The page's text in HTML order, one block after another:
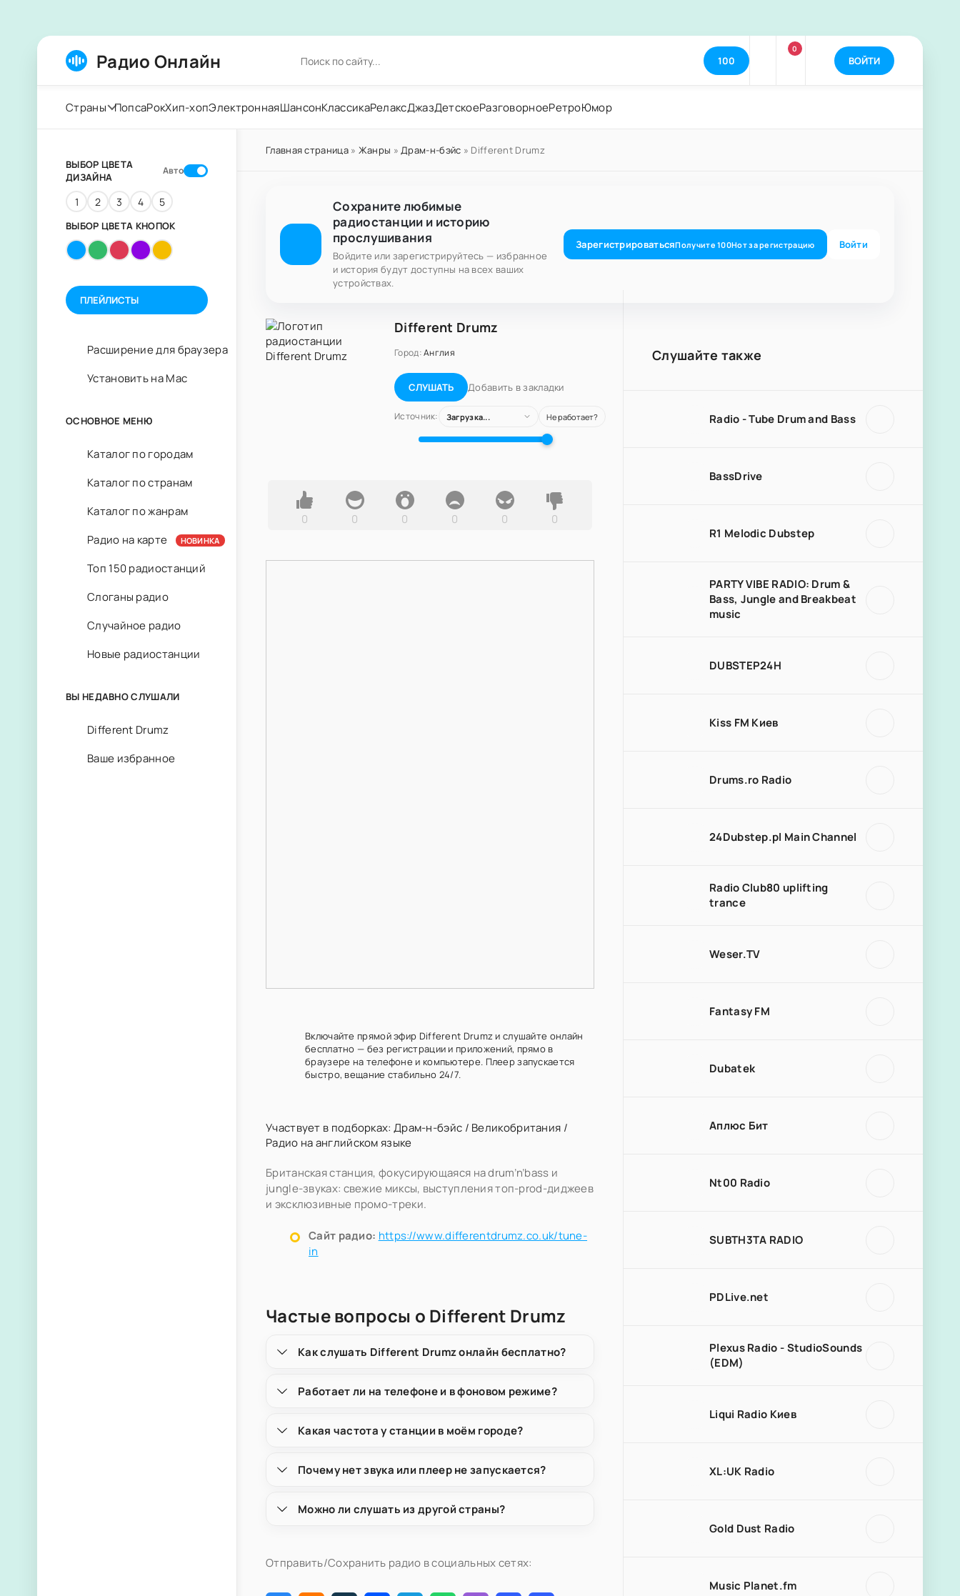
Радио Онлайн 100
0
ВОЙТИ
Страны ПопсаРокХип-хопЭлектроннаяШансонКлассикаРелаксДжазДетскоеРазговорноеРетроЮмор
Главная страница» Жанры »Драм-н-бэйс » Different Drumz
Сохраните любимые
радиостанции и историю
прослушивания
Войдите или зарегистрируйтесь — избранное
и история будут доступны на всех ваших
устройствах.
ЗарегистрироватьсяПолучите100Нотза регистрацию Войти
Different Drumz
Город:Англия
СЛУШАТЬ Добавить в закладки
Источник: Загрузка... Не работает?
0 0 0 0 0 0
Включайте прямой эфир Different Drumz и слушайте онлайн
бесплатно — без регистрации и приложений, прямо в
браузере на телефоне и компьютере. Плеер запускается
быстро, вещание стабильно 24/7.
Участвует в подборках: Драм-н-бэйс / Великобритания /
Радио на английском языке
Британская станция, фокусирующаяся на drum’n’bass и
jungle-звуках: свежие миксы, выступления топ-prod-диджеев
и эксклюзивные промо-треки.
Сайт радио: https://www.differentdrumz.co.uk/tune-
in
Частые вопросы о Different Drumz
Как слушать Different Drumz онлайн бесплатно?
Работает ли на телефоне и в фоновом режиме?
Какая частота у станции в моём городе?
Почему нет звука или плеер не запускается?
Можно ли слушать из другой страны?
Отправить/Сохранить радио в социальных сетях:
Слушайте также
Radio - Tube Drum and Bass
BassDrive
R1 Melodic Dubstep
PARTY VIBE RADIO: Drum &
Bass, Jungle and Breakbeat
music
DUBSTEP24H
Kiss FM Киев
Drums.ro Radio
24Dubstep.pl Main Channel
Radio Club80 uplifting
trance
Weser.TV
Fantasy FM
Dubatek
Аплюс Бит
Nt00 Radio
SUBTH3TA RADIO
PDLive.net
Plexus Radio - StudioSounds
(EDM)
Liqui Radio Киев
XL:UK Radio
Gold Dust Radio
Music Planet.fm
ВЫБОР ЦВЕТА
ДИЗАЙНА
Авто
1 2 3 4 5
ВЫБОР ЦВЕТА КНОПОК
ПЛЕЙЛИСТЫ
Расширение для браузера
Установить на Mac
ОСНОВНОЕ МЕНЮ
Каталог по городам
Каталог по странам
Каталог по жанрам
Радио на карте
НОВИНКА
Топ 150 радиостанций
Слоганы радио
Случайное радио
Новые радиостанции
ВЫ НЕДАВНО СЛУШАЛИ
Different Drumz
Ваше избранное